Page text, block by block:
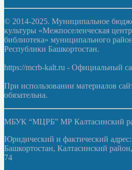
© 2014-2025. Муниципальное
культуры «Межпоселенческая
библиотека» муниципального
Республики Башкортостан.
https://mcrb-kalt.ru - Официальный
При использовании материалов
обязательна.
МБУК “МЦРБ” МР Калтасинский
Юридический и фактический
Башкортостан, Калтасинский
74